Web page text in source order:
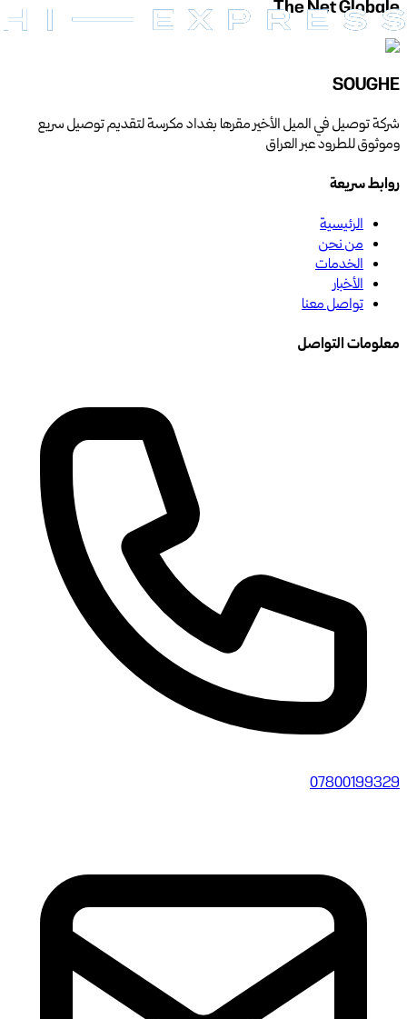
The Net Globale
SOUGHE
شركة توصيل في الميل الأخير مقرها بغداد مكرسة لتقديم توصيل سريع
وموثوق للطرود عبر العراق
روابط سريعة
الرئيسية
من نحن
الخدمات
الأخبار
تواصل معنا
معلومات التواصل
07800199329